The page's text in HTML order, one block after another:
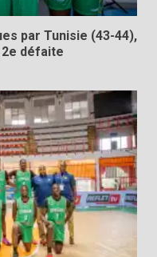
par Tunisie (43-44),
défaite